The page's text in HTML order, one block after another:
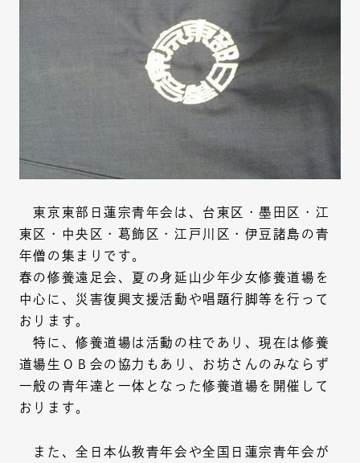
東京東部日蓮宗青年会は、台東区・墨田区・江
東区・中央区・葛飾区・江戸川区・伊豆諸島の青
年僧の集まりです。
春の修養遠足会、夏の身延山少年少女修養道場を
中心に、災害復興支援活動や唱題行脚等を行って
おります。
特に、修養道場は活動の柱であり、現在は修養
道場生ОＢ会の協力もあり、お坊さんのみならず
一般の青年達と一体となった修養道場を開催して
おります。
また、全日本仏教青年会や全国日蓮宗青年会が